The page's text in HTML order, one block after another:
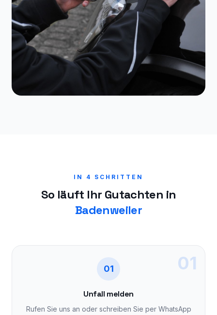
IN 4 SCHRITTEN
So läuft Ihr Gutachten in
Badenweiler
01
01
Unfall melden
Rufen Sie uns an oder schreiben Sie per WhatsApp